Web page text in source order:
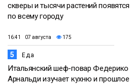
скверы и тысячи растений появятся
по всему городу
16:41 07 августа 175
5 Еда
Итальянский шеф-повар Федерико
Арнальди изучает кухню и прошлое